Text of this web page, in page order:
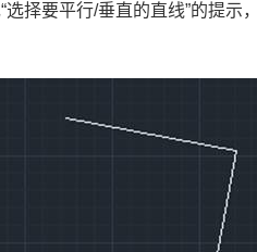
“选择要平行/垂直的直线”的提示